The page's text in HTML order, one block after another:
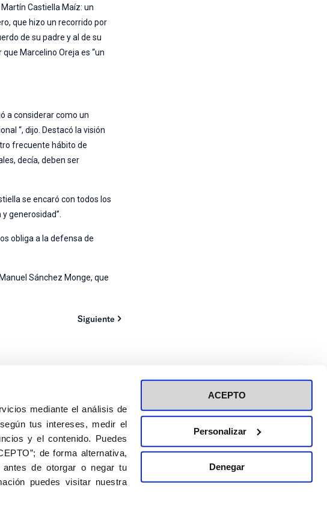
mediante el análisis de
tus intereses, medir el
y el contenido. Puedes
de forma alternativa,
de otorgar o negar tu
puedes visitar nuestra
ACEPTO
Personalizar
Denegar
Castiella Maíz: un
que hizo un recorrido por
de su padre y al de su
Marcelino Oreja es “un
a considerar como un
“, dijo. Destacó la visión
frecuente hábito de
decía, deben ser
se encaró con todos los
generosidad”.
obliga a la defensa de
Sánchez Monge, que
Siguiente
Inscripción a eventos
Política de privacidad de RRSS
Política de cookies